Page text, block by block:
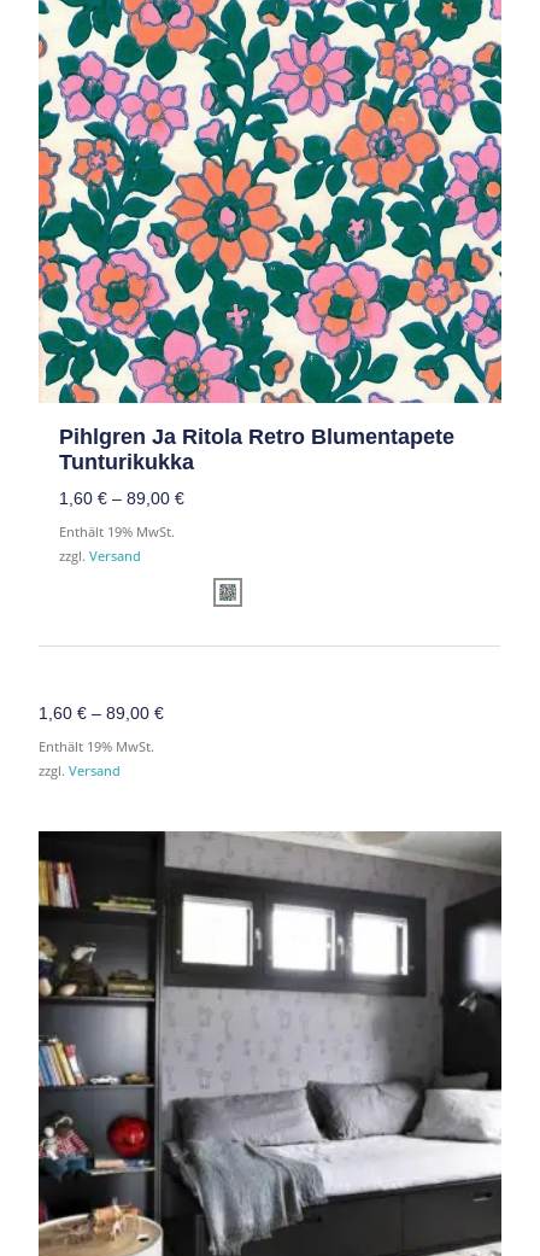
Pihlgren Ja Ritola Retro Blumentapete
Tunturikukka
1,60 € – 89,00 €
89,00 €
Enthält 19% MwSt.
zzgl. Versand
1,60€ –89,00€
89,00 €
Enthält 19% MwSt.
zzgl.Versand
Preisspanne:
1,60 €
bis
112,00 €
Preisspanne:
1,60 €
bis